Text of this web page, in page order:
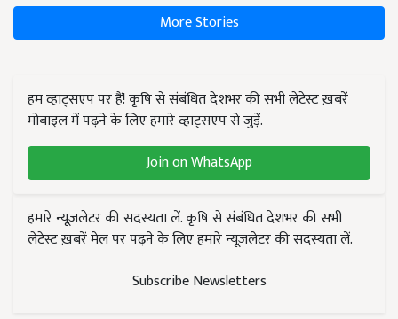
More Stories
हम व्हाट्सएप पर हैं! कृषि से संबंधित देशभर की सभी लेटेस्ट ख़बरें
मोबाइल में पढ़ने के लिए हमारे व्हाट्सएप से जुड़ें.
Join on WhatsApp
हमारे न्यूज़लेटर की सदस्यता लें. कृषि से संबंधित देशभर की सभी
लेटेस्ट ख़बरें मेल पर पढ़ने के लिए हमारे न्यूज़लेटर की सदस्यता लें.
Subscribe Newsletters